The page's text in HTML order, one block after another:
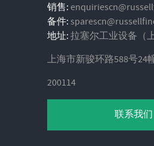
销售:
备件:
地址:拉塞尔工业设备（
上海市新骏环路588号24
200114
联系我们